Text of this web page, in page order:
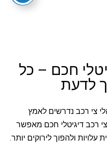
חכם – כל
לדעת
צי רכב נדרשים לאמץ
רכב דיגיטלי חכם מאפשר
ולהפוך לירוקים יותר.